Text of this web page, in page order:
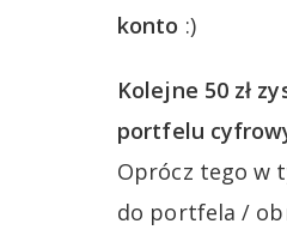
konto :)
Kolejne 50 zł
portfelu
Oprócz tego w
do portfela /